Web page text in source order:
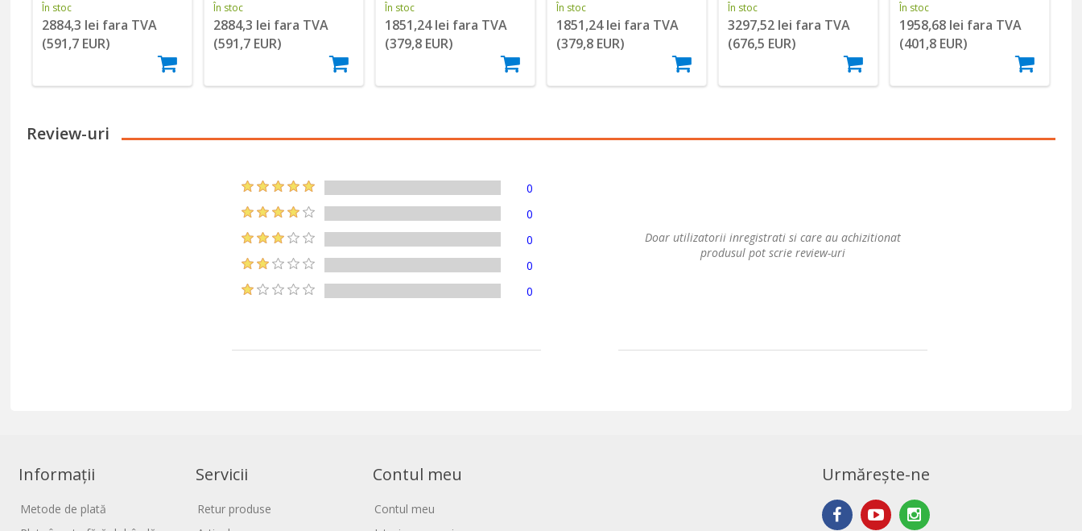
În stoc
2884,3 lei fara TVA
(591,7 EUR)
În stoc
2884,3 lei fara TVA
(591,7 EUR)
În stoc
1851,24 lei fara TVA
(379,8 EUR)
În stoc
1851,24 lei fara TVA
(379,8 EUR)
În stoc
3297,52 lei fara TVA
(676,5 EUR)
În stoc
1958,68 lei fara TVA
(401,8 EUR)
Review-uri
0
0
0
0
0
Doar utilizatorii inregistrati si care au achizitionat
produsul pot scrie review-uri
Informații
Metode de plată
Servicii
Retur produse
Contul meu
Contul meu
Urmărește-ne